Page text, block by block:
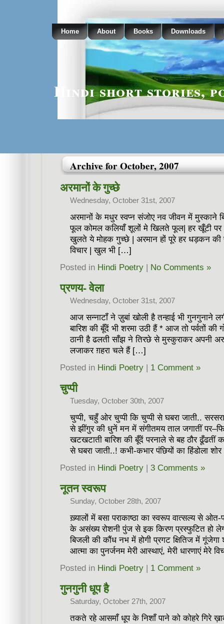
Home About Books Downloads
Hindi short stories,
Archive for October, 2007
अरमानों के गुच्छे
Wednesday, October 31st, 2007
अरमानों के मधुर स्वप्न संजोए नव जीवन में
फूल कोमल कलियाँ शूलों मे खिलते फूल| हर खूँटी
खुलते ये मोहक गुच्छे | अरमान हों पूरे हर धड़कन की
विचार | खुल भी […]
Posted in Hindi Poetry | No Comments »
प्रणय- वेला
Wednesday, October 31st, 2007
आज सन्नाटॉं ने ज़ुबां खोली है तन्हाई भी गुनगुनाने
बारिश की बूँदें भी शरमा उठी हैं * आज तो पर्वतों
ठानी है ढलती साँझ ने तिरछे से मुस्कुराकर अपनी
लजाकर ग़हरा चले हैं […]
Posted in Hindi Poetry | 1 Comment »
चुप्पी
Tuesday, October 30th, 2007
चुप्पी, चहुँ ओर चुप्पी कि चुप्पी से घबरा जाती..
से झींगुर की धुनें मन में संगीतमय ताल जगातीं
खटखटाती बारिश की बूँदें परनाले से बह ठौर ढूँढतीं
से घबरा जाती..! कभी-कभार पंछियों का हिंडोला
Posted in Hindi Poetry | 3 Comments »
नूतन स्वरूप
Sunday, October 28th, 2007
ख़्यालों में बसा पराकाष्ठा का स्वरूप वात्सल्य से
के असंख्य रोशनी पुंज से इक किरण प्रस्फुटित हो
बिजली की कौंध नभ में होगी प्रगट क्षितिज में
आत्मा का पुनर्जनम मेरी आस्थाएं, मेरी धारणाएं मेरे
Posted in Hindi Poetry | 1 Comment »
गुनगुनी धूप है
Saturday, October 27th, 2007
तकते रहे आसमाँ धूप के निशाँ पाने को कोहरे गिरे